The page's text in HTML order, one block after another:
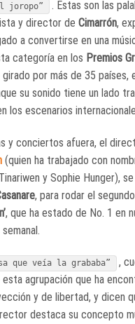
joropo”
. Estas son las
y director de Cimarrón,
a convertirse en una
categoría en los Premios
por más de 35 países,
su sonido tiene un lado
los escenarios
y conciertos afuera, el
(quien ha trabajado con
y Sophie Hunger),
, para rodar el
, que ha estado de No. 1 en
que veía la grababa” ,
agrupación que ha
y de libertad, y dicen
destaca su concepto